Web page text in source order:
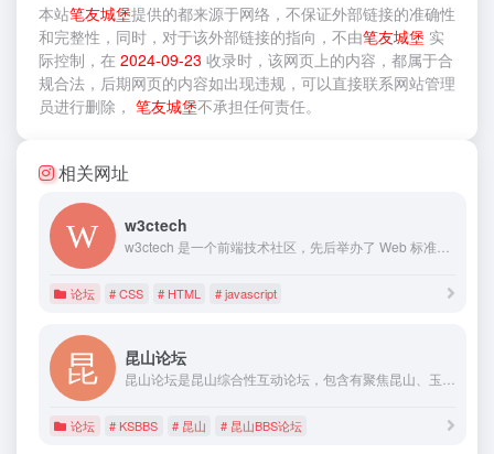
本站笔友城堡提供的都来源于网络，不保证外部链接的准确性
和完整性，同时，对于该外部链接的指向，不由笔友城堡 实
际控制，在 2024-09-23 收录时，该网页上的内容，都属于合
规合法，后期网页的内容如出现违规，可以直接联系网站管理
员进行删除， 笔友城堡不承担任何责任。
相关网址
w3ctech
w3ctech 是一个前端技术社区，先后举办了 Web 标准化交流会、CSS 大会、VueConf、JavaScript 专题会议。
论坛 # CSS # HTML # javascript
昆山论坛
昆山论坛是昆山综合性互动论坛，包含有聚焦昆山、玉山广场、家有儿女、KBS车友会、昆山房产、昆山装饰、昆山教育局等论坛版块
论坛 # KSBBS # 昆山 # 昆山BBS论坛